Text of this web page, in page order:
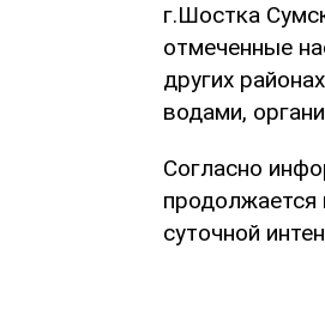
г.Шостка
отмеченные
других
водами,
Согласно
суточной